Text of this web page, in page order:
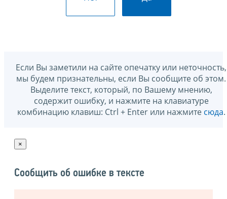
Если Вы заметили на сайте опечатку или неточность,
мы будем признательны, если Вы сообщите об этом.
Выделите текст, который, по Вашему мнению,
содержит ошибку, и нажмите на клавиатуре
комбинацию клавиш: Ctrl + Enter или нажмите сюда.
×
Сообщить об ошибке в тексте